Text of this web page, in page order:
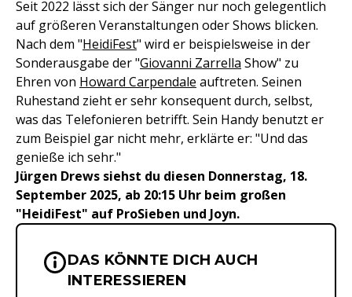
Seit 2022 lässt sich der Sänger nur noch gelegentlich
auf größeren Veranstaltungen oder Shows blicken.
Nach dem "HeidiFest" wird er beispielsweise in der
Sonderausgabe der "Giovanni Zarrella Show" zu
Ehren von Howard Carpendale auftreten. Seinen
Ruhestand zieht er sehr konsequent durch, selbst,
was das Telefonieren betrifft. Sein Handy benutzt er
zum Beispiel gar nicht mehr, erklärte er: "Und das
genieße ich sehr."
Jürgen Drews siehst du diesen Donnerstag, 18.
September 2025, ab 20:15 Uhr beim großen
"HeidiFest" auf ProSieben und Joyn.
Wichtige Hinweise &
DAS KÖNNTE DICH AUCH
INTERESSIEREN